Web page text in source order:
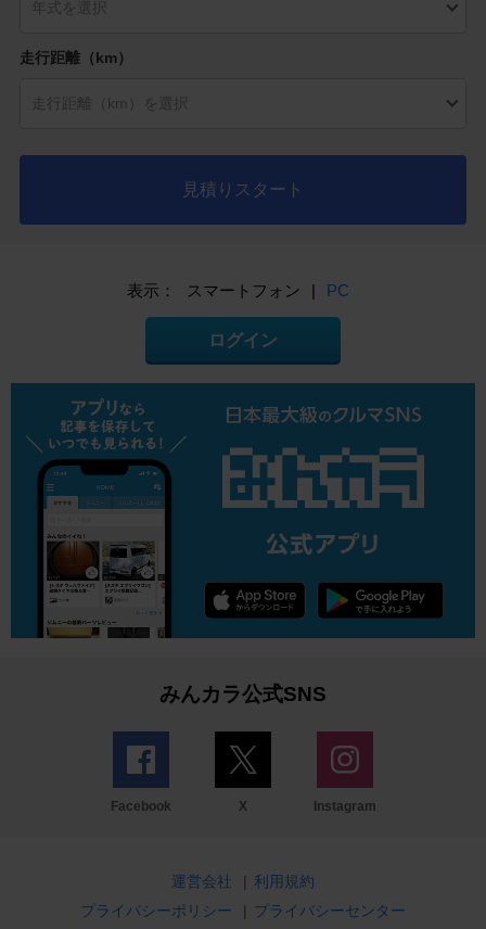
走行距離（km）
見積りスタート
表示： スマートフォン PC
ログイン
みんカラ公式SNS
Facebook X Instagram
運営会社 | 利用規約
プライバシーポリシー
| プライバシーセンター